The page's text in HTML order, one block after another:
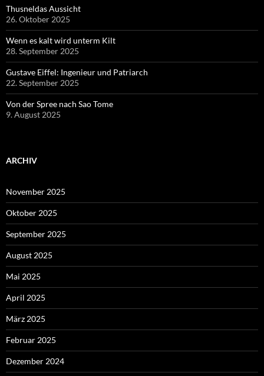
Thusneldas Aussicht
26. Oktober 2025
Wenn es kalt wird unterm Kilt
28. September 2025
Gustave Eiffel: Ingenieur und Patriarch
22. September 2025
Von der Spree nach Sao Tome
9. August 2025
ARCHIV
November 2025
Oktober 2025
September 2025
August 2025
Mai 2025
April 2025
März 2025
Februar 2025
Dezember 2024